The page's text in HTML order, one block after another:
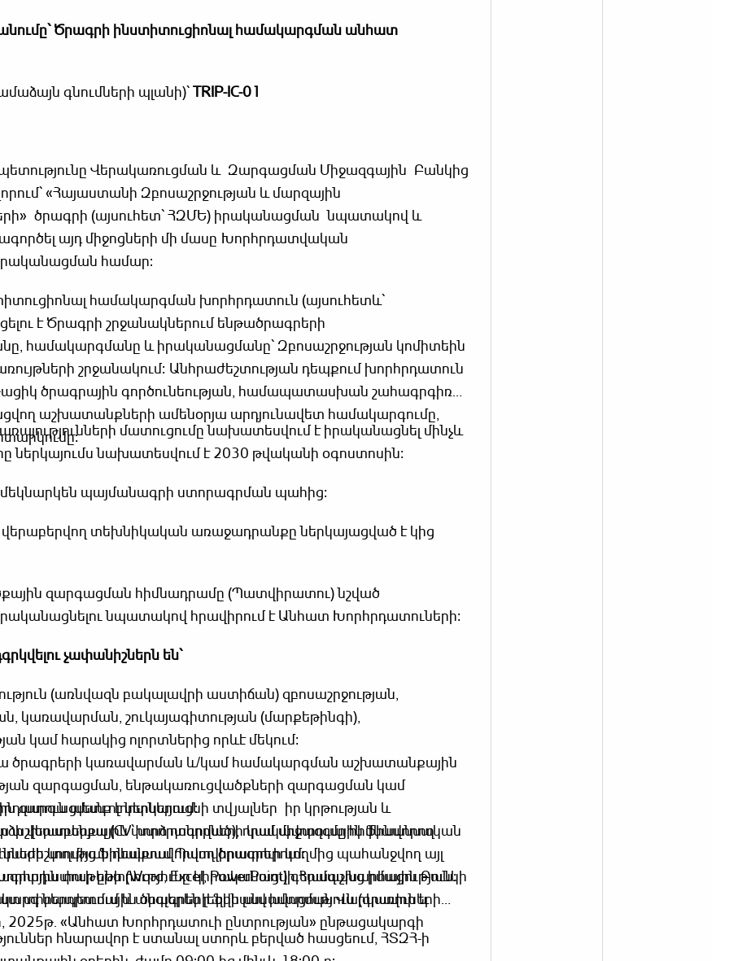
Ծրագրի ինստիտուցիոնալ համակարգման անհատ
գնումների պլանի)՝TRIP-IC-01
Վերակառուցման և Զարգացման Միջազգային Բանկից
«Հայաստանի Զբոսաշրջության և մարզային
ծրագրի (այսուհետ՝ ՀԶՄԵ) իրականացման նպատակով և
այդ միջոցների մի մասը Խորհրդատվական
համար:
համակարգման խորհրդատուն (այսուհետև՝
է Ծրագրի շրջանակներում ենթածրագրերի
համակարգմանը և իրականացմանը՝ Զբոսաշրջության կոմիտեին
շրջանակում։ Անհրաժեշտության դեպքում խորհրդատուն
ծրագրային գործունեության, համապատասխան շահագրգիռ
աշխատանքների ամենօրյա արդյունավետ համակարգումը,
մատուցումը նախատեսվում է իրականացնել մինչև
ներկայումս նախատեսվում է 2030 թվականի օգոստոսին։
պայմանագրի ստորագրման պահից։
վերաբերվող տեխնիկական առաջադրանքը ներկայացված է կից
զարգացման հիմնադրամը (Պատվիրատու) նշված
նպատակով հրավիրում է Անհատ Խորհրդատուների։
չափանիշներն են՝
(առնվազն բակալավրի աստիճան) զբոսաշրջության,
կառավարման, շուկայագիտության (մարքեթինգի),
կամ հարակից ոլորտներից որևէ մեկում։
ծրագրերի կառավարման և/կամ համակարգման աշխատանքային
զարգացման, ենթակառուցվածքների զարգացման կամ
զարգացման ոլորտներում:
աշխատանքային փորձ դոնորների կամ միջազգային ֆինանսական
կողմից ֆինանսավորվող ծրագրերում։
փաթեթի (Word, Excel, PowerPoint) գերազանց իմացություն։
տիրապետում և անգլերեն լեզվի լավ իմացություն (գրավոր և
պետք է ներկայացնի տվյալներ իր կրթության և
վերաբերյալ (CV՝ ստորագրված), որակավորումը հիմնավորող
դեպքում Պատվիրատուի կողմից պահանջվող այլ
ընտրությունը կիրականացվի Համաշխարհային Բանկի
ներդրումային ծրագրերի ֆինանսավորման Վարկառուների
2025թ․ «Անհատ Խորհրդատուի ընտրության» ընթացակարգի
հնարավոր է ստանալ ստորև բերված հասցեում, ՀՏԶՀ-ի